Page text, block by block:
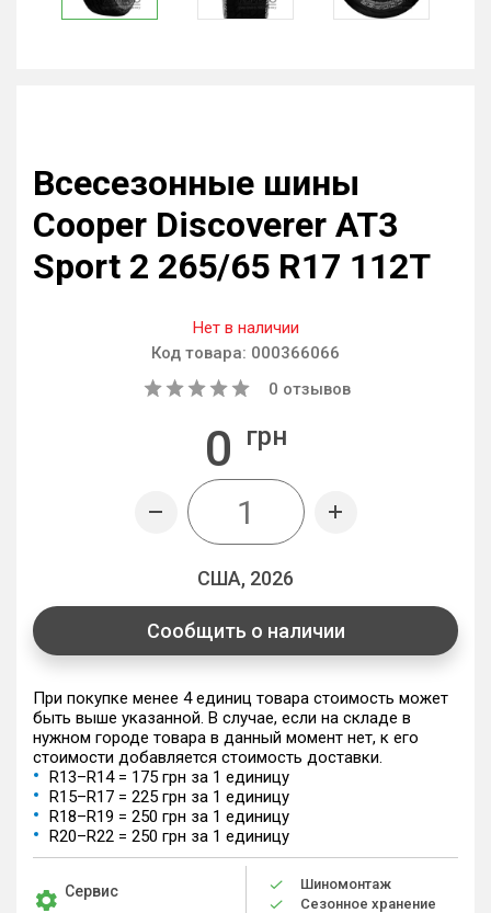
Всесезонные шины
Cooper Discoverer AT3
Sport 2 265/65 R17 112T
Нет в наличии
Код товара: 000366066
0 отзывов
0 грн
США, 2026
Сообщить о наличии
При покупке менее 4 единиц товара стоимость может
быть выше указанной. В случае, если на складе в
нужном городе товара в данный момент нет, к его
стоимости добавляется стоимость доставки.
R13–R14 = 175 грн за 1 единицу
R15–R17 = 225 грн за 1 единицу
R18–R19 = 250 грн за 1 единицу
R20–R22 = 250 грн за 1 единицу
Сервис
Шиномонтаж
Сезонное хранение